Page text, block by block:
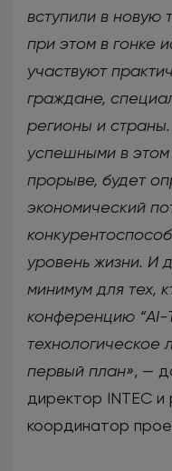
вступили в новую
при этом в гонке
участвуют
граждане,
регионы и
успешными в этом
прорыве, будет
экономический
уровень жизни. И
минимум для тех,
конференцию
технологическое
первый план», —
директор INTEC и
координатор